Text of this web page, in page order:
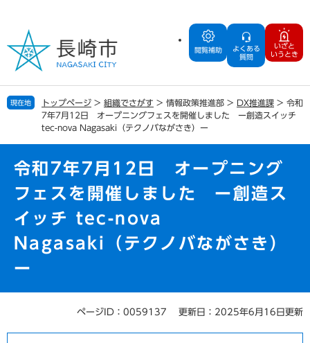
の
で
す
ー
ば
し
閲覧補助
よくある
質問
いざと
いうとき
現在地 トップページ > 組織でさがす > 情報政策推進部 > DX推進課 > 令和
7年7月12日 オープニングフェスを開催しました ー創造スイッチ
tec-nova Nagasaki（テクノバながさき）ー
令和7年7月12日 オープニング
フェスを開催しました ー創造ス
イッチ tec-nova
Nagasaki（テクノバながさき）
ー
ページID：0059137 更新日：2025年6月16日更新